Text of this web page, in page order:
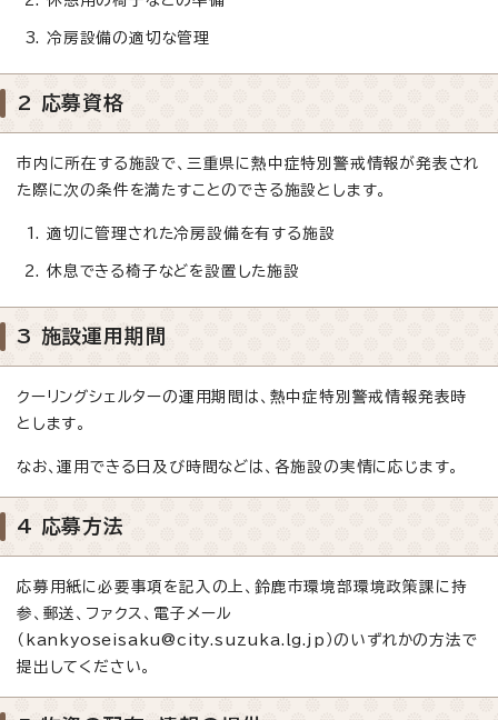
冷房設備の適切な管理
2 応募資格
市内に所在する施設で、三重県に熱中症特別警戒情報が発表され
た際に次の条件を満たすことのできる施設とします。
適切に管理された冷房設備を有する施設
休息できる椅子などを設置した施設
3 施設運用期間
クーリングシェルターの運用期間は、熱中症特別警戒情報発表時
とします。
なお、運用できる日及び時間などは、各施設の実情に応じます。
4 応募方法
応募用紙に必要事項を記入の上、鈴鹿市環境部環境政策課に持
参、郵送、ファクス、電子メール
（kankyoseisaku@city.suzuka.lg.jp）のいずれかの方法で
提出してください。